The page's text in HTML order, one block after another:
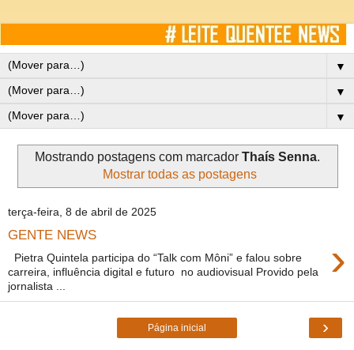
▼
▼
▼
Mostrando postagens com marcador Thaís Senna.
Mostrar todas as postagens
terça-feira, 8 de abril de 2025
GENTE NEWS ›
Pietra Quintela participa do “Talk com Môni” e falou sobre
carreira, influência digital e futuro no audiovisual Provido pela
jornalista ...
›
Página inicial